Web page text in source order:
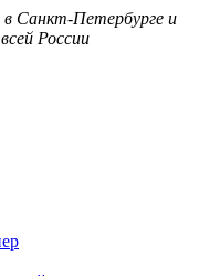
Санкт-Петербурге и
России